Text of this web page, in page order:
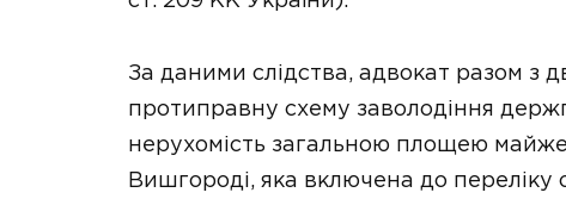
За даними слідства, адвокат разом з
протиправну схему заволодіння
нерухомість загальною площею
Вишгороді, яка включена до переліку